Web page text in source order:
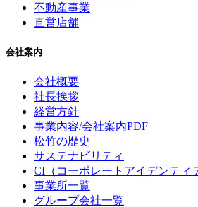
不動産事業
直営店舗
会社案内
会社概要
社長挨拶
経営方針
事業内容/会社案内PDF
松竹の歴史
サステナビリティ
CI（コーポレートアイデンティ
事業所一覧
グループ会社一覧